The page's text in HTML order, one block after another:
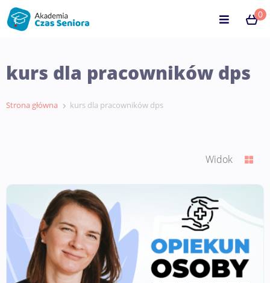
0
kurs dla pracowników dps
Strona główna kurs dla pracowników dps
Widok